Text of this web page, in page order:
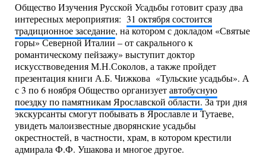
Общество Изучения Русской Усадьбы готовит сразу два
интересных мероприятия: 31 октября состоится
традиционное заседание, на котором с докладом «Святые
горы» Северной Италии – от сакрального к
романтическому пейзажу» выступит доктор
искусствоведения М.Н.Соколов, а также пройдет
презентация книги А.Б. Чижкова «Тульские усадьбы». А
с 3 по 6 ноября Общество организуетавтобусную
поездку по памятникам Ярославской области.За три дня
экскурсанты смогут побывать в Ярославле и Тутаеве,
увидеть малоизвестные дворянские усадьбы
окрестностей, в частности, храм, в котором крестили
адмирала Ф.Ф. Ушакова и многое другое.